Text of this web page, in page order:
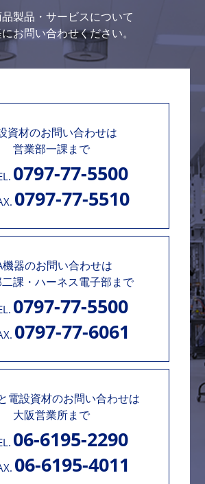
製品・サービスについて
お問い合わせください。
資材のお問い合わせは
営業部一課まで
0797-77-5500
0797-77-5510
機器のお問い合わせは
課・ハーネス電子部まで
0797-77-5500
0797-77-6061
電設資材のお問い合わせは
大阪営業所まで
06-6195-2290
06-6195-4011